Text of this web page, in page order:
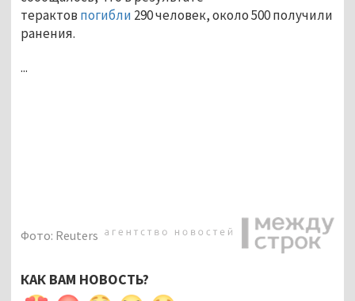
терактов погибли 290 человек, около 500 получили
ранения.
...
Фото: Reuters
КАК ВАМ НОВОСТЬ?